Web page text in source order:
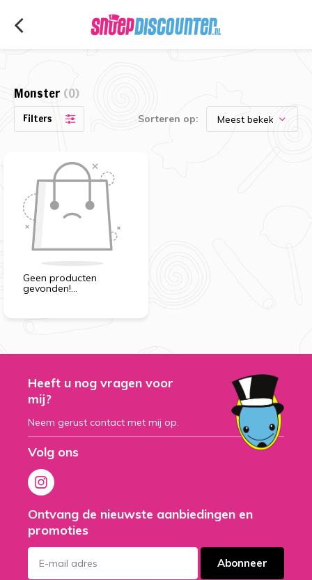
Monster (0)
Filters Sorteren op:
Geen producten
gevonden!...
Heeft u nog vragen voor
mij?
Neem gerust contact met mij op.
Volg ons
Ontvang de nieuwste aanbiedingen en
promoties
Abonneer